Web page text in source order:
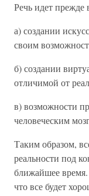
Речь идет прежде
а) создании
своим
б) создании
отличимой от
в) возможности
человеческим
Таким образом,
реальности под
ближайшее
что все будет